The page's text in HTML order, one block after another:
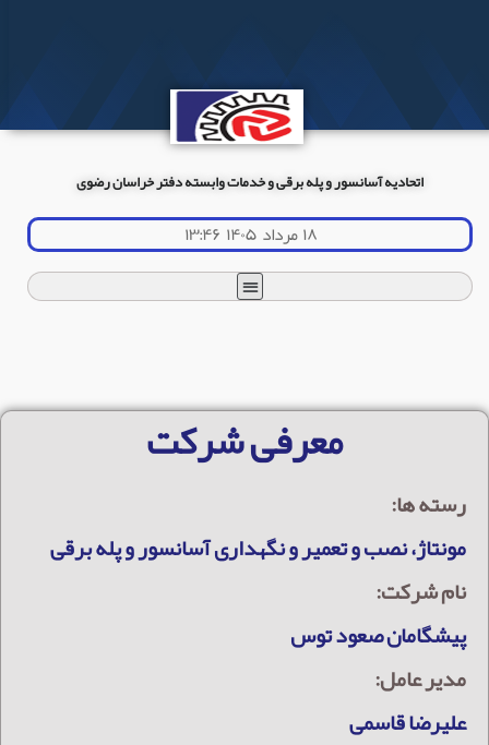
اتحادیه آسانسور و پله برقی و خدمات وابسته دفتر خراسان رضوی
۱۸ مرداد ۱۴۰۵ ۱۳:۴۶
معرفی شرکت
رسته ها:
مونتاژ، نصب و تعمیر و نگهداری آسانسور و پله برقی
نام شرکت:
پیشگامان صعود توس
مدیر عامل:
علیرضا قاسمی